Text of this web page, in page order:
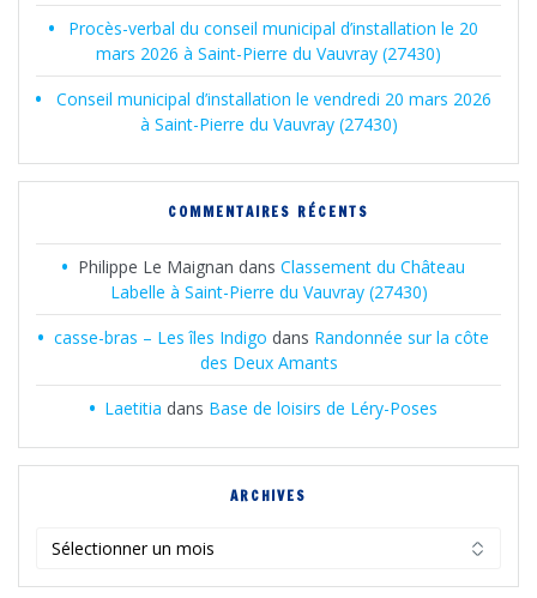
Procès-verbal du conseil municipal d’installation le 20
mars 2026 à Saint-Pierre du Vauvray (27430)
Conseil municipal d’installation le vendredi 20 mars 2026
à Saint-Pierre du Vauvray (27430)
COMMENTAIRES RÉCENTS
Philippe Le Maignan dans Classement du Château
Labelle à Saint-Pierre du Vauvray (27430)
casse-bras – Les îles Indigo dans Randonnée sur la côte
des Deux Amants
Laetitia dans Base de loisirs de Léry-Poses
ARCHIVES